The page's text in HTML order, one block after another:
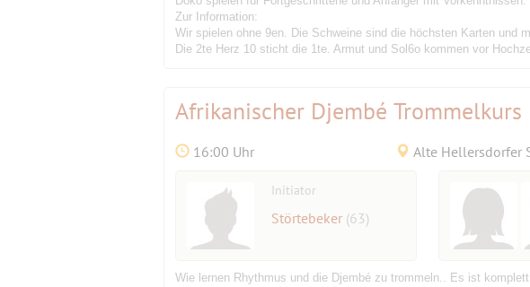
Zur Information:
Wir spielen ohne 9en. Die Schweine sind die höchsten Karten und
Die 2te Herz 10 sticht die 1te. Armut und Sol6o kommen vor
Afrikanischer Djembé Trommelkurs
16:00 Uhr Alte Hellersdorfer
Initiator
Störtebeker (63)
Wie lernen Rhythmus und die Djembé zu trommeln.. Es ist